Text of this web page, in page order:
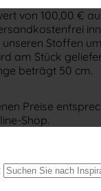
von 100,00 €
unseren Stoffen
am Stück
beträgt 50 cm.
Preise
Shop.